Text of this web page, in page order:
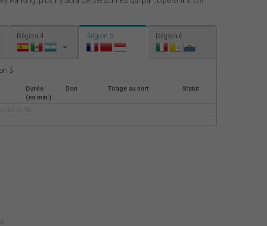
Région 4 Région 5 Région 6
5
Durée
(en min.)
Don Tirage au sort Statut
Español